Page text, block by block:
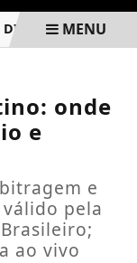
MENU
onde
e
e
pela
ao vivo